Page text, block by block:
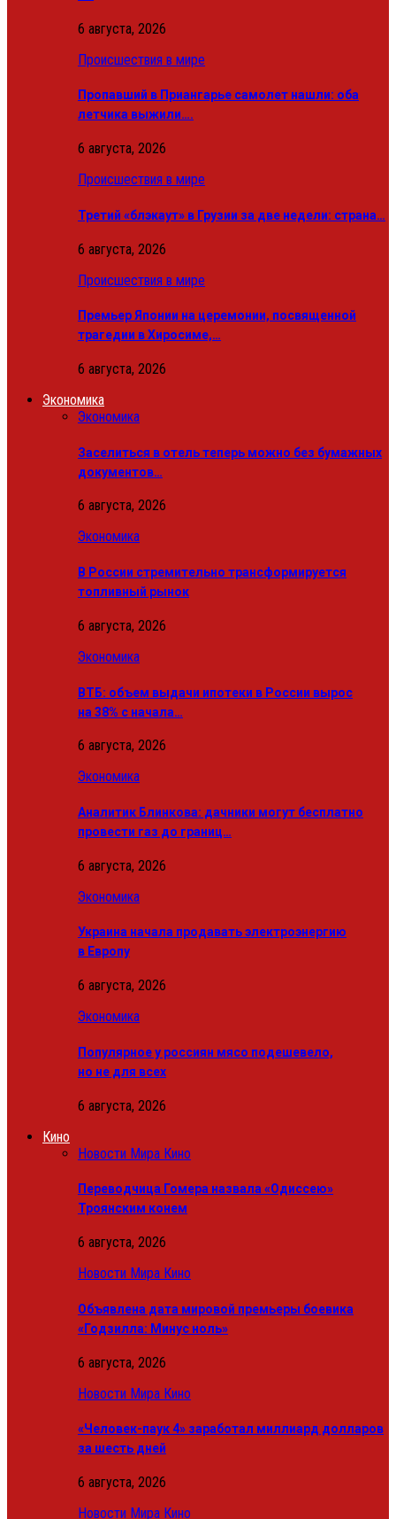
6 августа, 2026
Происшествия в мире
Пропавший в Приангарье самолет нашли: оба
летчика выжили….
6 августа, 2026
Происшествия в мире
Третий «блэкаут» в Грузии за две недели: страна…
6 августа, 2026
Происшествия в мире
Премьер Японии на церемонии, посвященной
трагедии в Хиросиме,…
6 августа, 2026
Экономика
Экономика
Заселиться в отель теперь можно без бумажных
документов…
6 августа, 2026
Экономика
В России стремительно трансформируется
топливный рынок
6 августа, 2026
Экономика
ВТБ: объем выдачи ипотеки в России вырос
на 38% с начала…
6 августа, 2026
Экономика
Аналитик Блинкова: дачники могут бесплатно
провести газ до границ…
6 августа, 2026
Экономика
Украина начала продавать электроэнергию
в Европу
6 августа, 2026
Экономика
Популярное у россиян мясо подешевело,
но не для всех
6 августа, 2026
Кино
Новости Мира Кино
Переводчица Гомера назвала «Одиссею»
Троянским конем
6 августа, 2026
Новости Мира Кино
Объявлена дата мировой премьеры боевика
«Годзилла: Минус ноль»
6 августа, 2026
Новости Мира Кино
«Человек-паук 4» заработал миллиард долларов
за шесть дней
6 августа, 2026
Новости Мира Кино